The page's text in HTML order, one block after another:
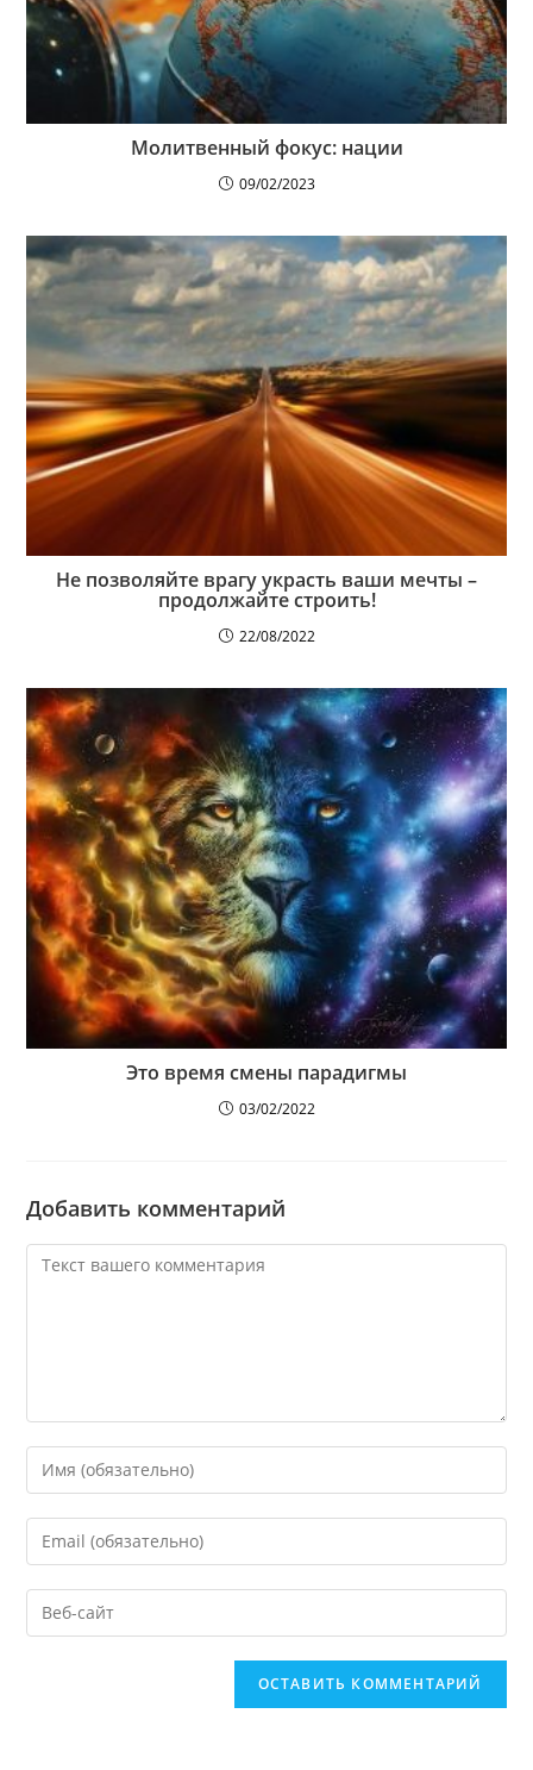
Молитвенный фокус: нации
09/02/2023
Не позволяйте врагу украсть ваши мечты –
продолжайте строить!
22/08/2022
Это время смены парадигмы
03/02/2022
Добавить комментарий